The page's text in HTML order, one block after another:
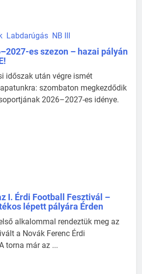
Labdarúgás NB III
es szezon – hazai pályán
időszak után végre ismét
szombaton megkezdődik
2026–2027-es idénye.
I. Érdi Football Fesztivál –
lépett pályára Érden
alkalommal rendeztük meg az
a Novák Ferenc Érdi
torna már az ...